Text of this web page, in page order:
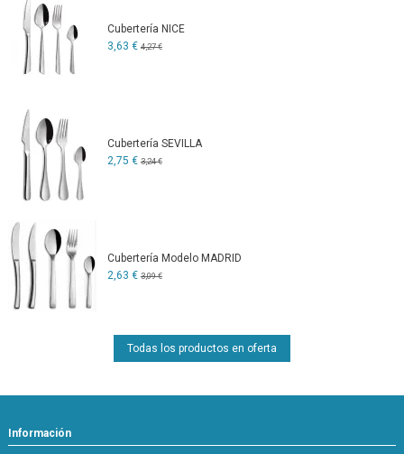
Cubertería NICE
3,63 € 4,27 €
Cubertería SEVILLA
2,75 € 3,24 €
Cubertería Modelo MADRID
2,63 € 3,09 €
Todas los productos en oferta
Información